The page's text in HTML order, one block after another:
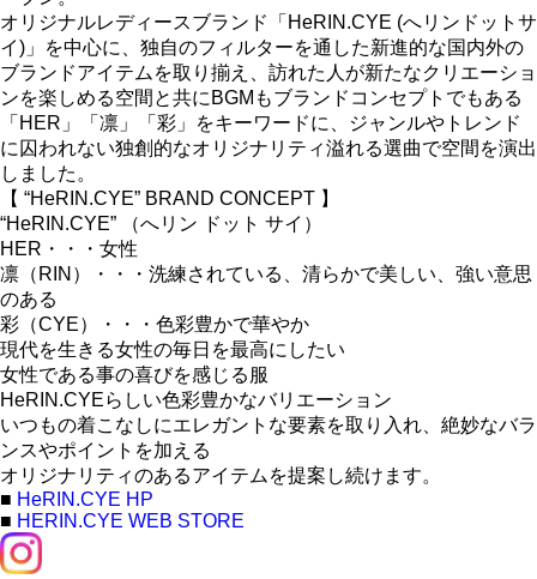
オリジナルレディースブランド「HeRIN.CYE (へリンドットサ
イ)」を中心に、独自のフィルターを通した新進的な国内外の
ブランドアイテムを取り揃え、訪れた人が新たなクリエーショ
ンを楽しめる空間と共にBGMもブランドコンセプトでもある
「HER」「凛」「彩」をキーワードに、ジャンルやトレンド
に囚われない独創的なオリジナリティ溢れる選曲で空間を演出
しました。
【 “HeRIN.CYE” BRAND CONCEPT 】
“HeRIN.CYE” （へリン ドット サイ）
HER・・・女性
凛（RIN）・・・洗練されている、清らかで美しい、強い意思
のある
彩（CYE）・・・色彩豊かで華やか
現代を生きる女性の毎日を最高にしたい
女性である事の喜びを感じる服
HeRIN.CYEらしい色彩豊かなバリエーション
いつもの着こなしにエレガントな要素を取り入れ、絶妙なバラ
ンスやポイントを加える
オリジナリティのあるアイテムを提案し続けます。
■ HeRIN.CYE HP
■ HERIN.CYE WEB STORE